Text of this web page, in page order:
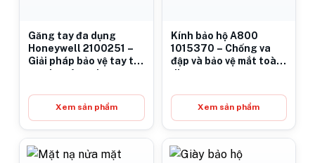
Găng tay đa dụng
Honeywell 2100251 –
Giải pháp bảo vệ tay tối
ưu cho công việc
Xem sản phẩm
Kính bảo hộ A800
1015370 – Chống va
đập và bảo vệ mắt toàn
diện
Xem sản phẩm